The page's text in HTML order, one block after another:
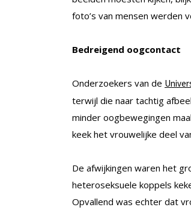
foto’s van mensen werden
Bedreigend oogcontact
Onderzoekers van de
terwijl die naar tachtig
minder oogbewegingen
keek het vrouwelijke deel
De afwijkingen waren het
heteroseksuele koppels
Opvallend was echter dat